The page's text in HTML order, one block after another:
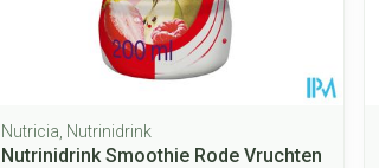
Nutricia, Nutrinidrink
Nutrinidrink Smoothie Rode Vruchten